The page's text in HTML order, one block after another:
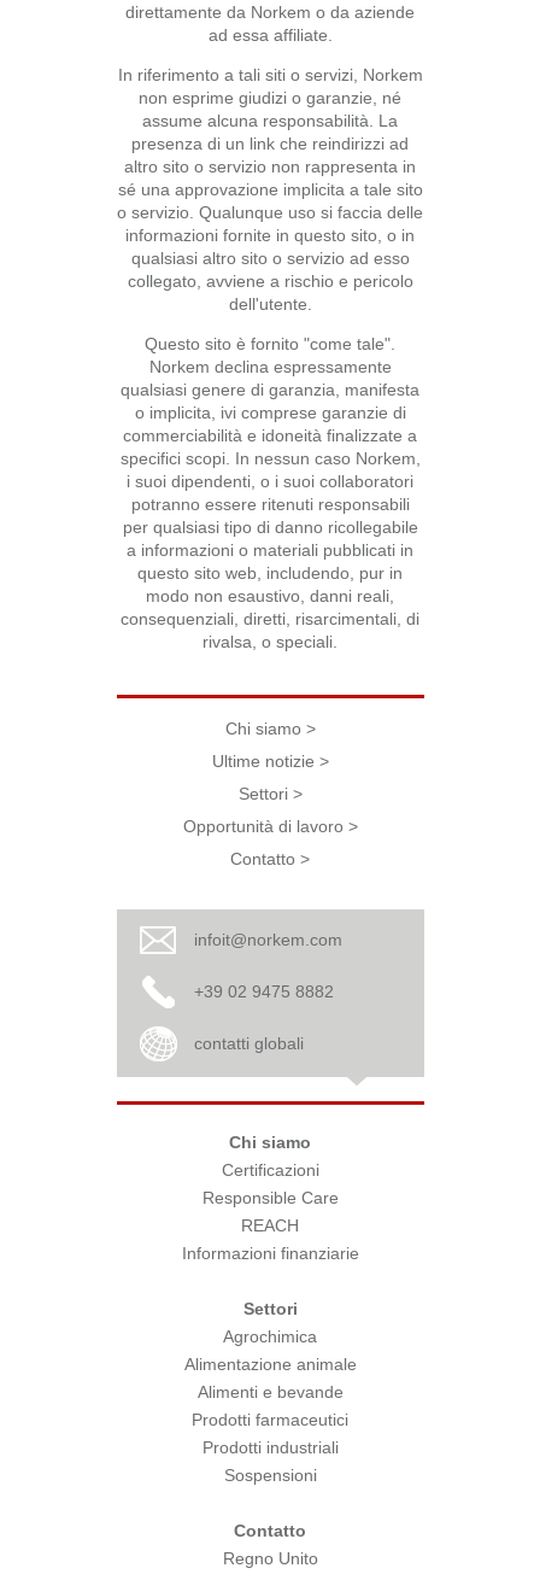
direttamente da Norkem o da aziende
ad essa affiliate.
In riferimento a tali siti o servizi, Norkem
non esprime giudizi o garanzie, né
assume alcuna responsabilità. La
presenza di un link che reindirizzi ad
altro sito o servizio non rappresenta in
sé una approvazione implicita a tale sito
o servizio. Qualunque uso si faccia delle
informazioni fornite in questo sito, o in
qualsiasi altro sito o servizio ad esso
collegato, avviene a rischio e pericolo
dell'utente.
Questo sito è fornito "come tale".
Norkem declina espressamente
qualsiasi genere di garanzia, manifesta
o implicita, ivi comprese garanzie di
commerciabilità e idoneità finalizzate a
specifici scopi. In nessun caso Norkem,
i suoi dipendenti, o i suoi collaboratori
potranno essere ritenuti responsabili
per qualsiasi tipo di danno ricollegabile
a informazioni o materiali pubblicati in
questo sito web, includendo, pur in
modo non esaustivo, danni reali,
consequenziali, diretti, risarcimentali, di
rivalsa, o speciali.
Chi siamo >
Ultime notizie >
Settori >
Opportunità di lavoro >
Contatto >
infoit@norkem.com
+39 02 9475 8882
contatti globali
Chi siamo
Certificazioni
Responsible Care
REACH
Informazioni finanziarie
Settori
Agrochimica
Alimentazione animale
Alimenti e bevande
Prodotti farmaceutici
Prodotti industriali
Sospensioni
Contatto
Regno Unito